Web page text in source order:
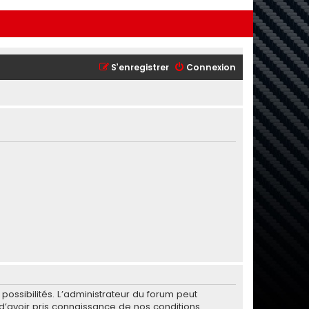
Connexion
S’enregistrer
L’administrateur du forum peut